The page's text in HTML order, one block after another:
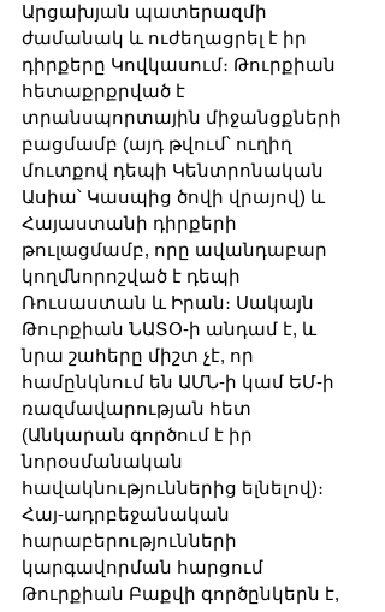
Արցախյան պատերազմի
ժամանակ և ուժեղացրել է իր
դիրքերը Կովկասում։ Թուրքիան
հետաքրքրված է
տրանսպորտային միջանցքների
բացմամբ (այդ թվում՝ ուղիղ
մուտքով դեպի Կենտրոնական
Ասիա՝ Կասպից ծովի վրայով) և
Հայաստանի դիրքերի
թուլացմամբ, որը ավանդաբար
կողմնորոշված է դեպի
Ռուսաստան և Իրան։ Սակայն
Թուրքիան ՆԱՏՕ-ի անդամ է, և
նրա շահերը միշտ չէ, որ
համընկնում են ԱՄՆ-ի կամ ԵՄ-ի
ռազմավարության հետ
(Անկարան գործում է իր
նորօսմանական
հավակնություններից ելնելով)։
Հայ-ադրբեջանական
հարաբերությունների
կարգավորման հարցում
Թուրքիան Բաքվի գործընկերն է,